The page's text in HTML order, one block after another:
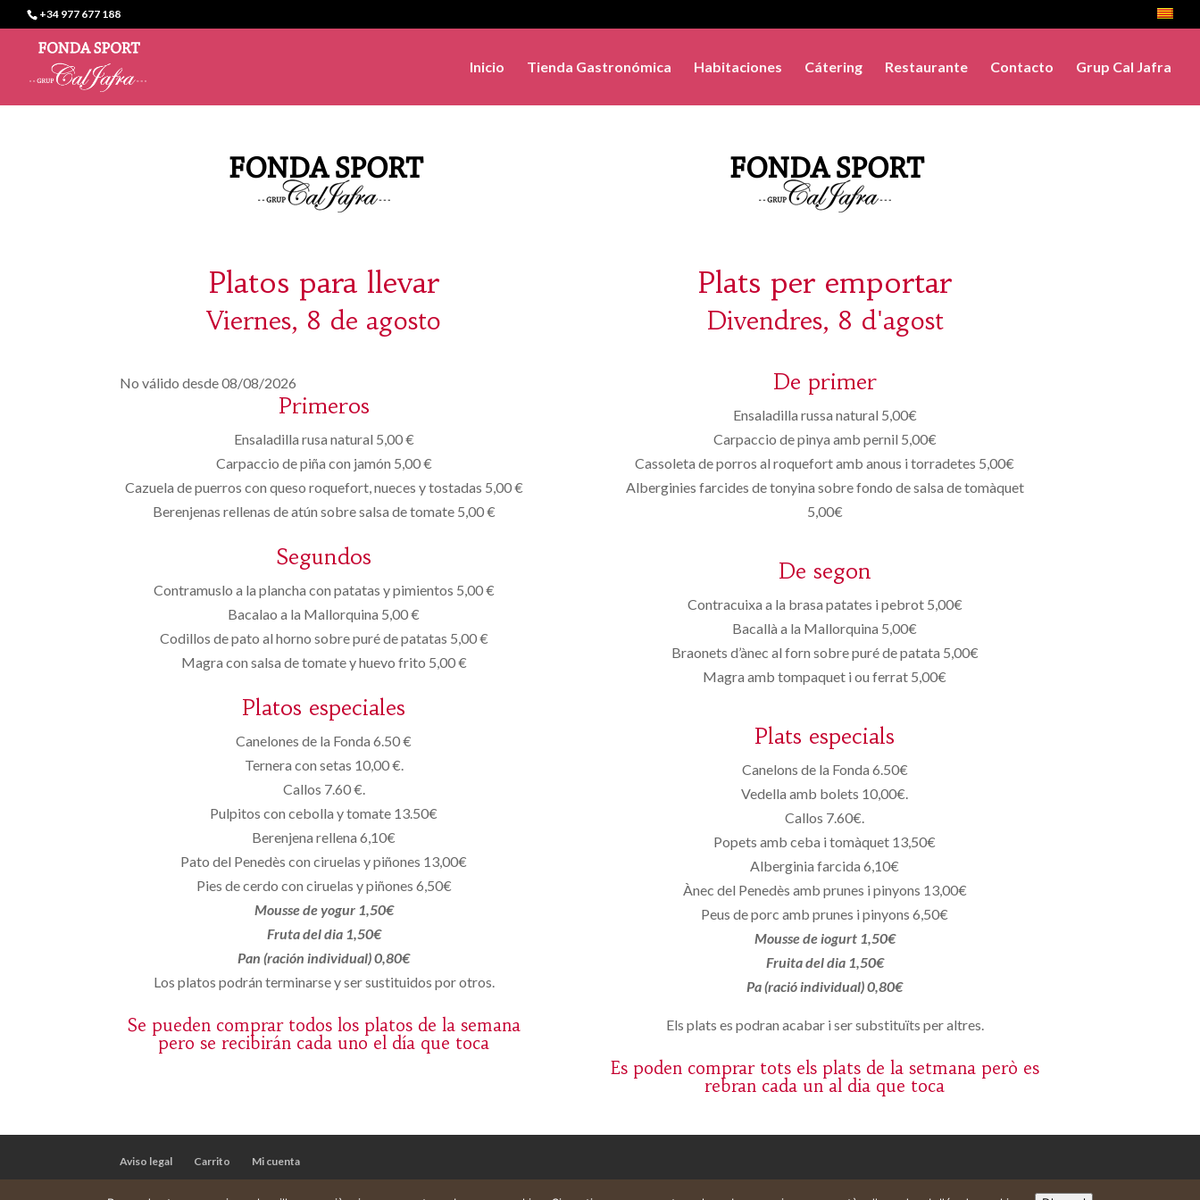
+34 977 677 188
Inicio Tienda Gastronómica Habitaciones Cátering Restaurante Contacto Grup Cal Jafra
Platos para llevar
Viernes, 8 de agosto
No válido desde 08/08/2026
Primeros
Ensaladilla rusa natural 5,00 €
Carpaccio de piña con jamón 5,00 €
Cazuela de puerros con queso roquefort, nueces y tostadas 5,00 €
Berenjenas rellenas de atún sobre salsa de tomate 5,00 €
Segundos
Contramuslo a la plancha con patatas y pimientos 5,00 €
Bacalao a la Mallorquina 5,00 €
Codillos de pato al horno sobre puré de patatas 5,00 €
Magra con salsa de tomate y huevo frito 5,00 €
Platos especiales
Canelones de la Fonda 6.50 €
Ternera con setas 10,00 €.
Callos 7.60 €.
Pulpitos con cebolla y tomate 13.50€
Berenjena rellena 6,10€
Pato del Penedès con ciruelas y piñones 13,00€
Pies de cerdo con ciruelas y piñones 6,50€
Mousse de yogur 1,50€
Fruta del dia 1,50€
Pan (ración individual) 0,80€
Los platos podrán terminarse y ser sustituidos por otros.
Se pueden comprar todos los platos de la semana
pero se recibirán cada uno el día que toca
Plats per emportar
Divendres, 8 d'agost
De primer
Ensaladilla russa natural 5,00€
Carpaccio de pinya amb pernil 5,00€
Cassoleta de porros al roquefort amb anous i torradetes 5,00€
Alberginies farcides de tonyina sobre fondo de salsa de tomàquet
5,00€
De segon
Contracuixa a la brasa patates i pebrot 5,00€
Bacallà a la Mallorquina 5,00€
Braonets d’ànec al forn sobre puré de patata 5,00€
Magra amb tompaquet i ou ferrat 5,00€
Plats especials
Canelons de la Fonda 6.50€
Vedella amb bolets 10,00€.
Callos 7.60€.
Popets amb ceba i tomàquet 13,50€
Alberginia farcida 6,10€
Ànec del Penedès amb prunes i pinyons 13,00€
Peus de porc amb prunes i pinyons 6,50€
Mousse de iogurt 1,50€
Fruita del dia 1,50€
Pa (ració individual) 0,80€
Els plats es podran acabar i ser substituïts per altres.
Es poden comprar tots els plats de la setmana però es
rebran cada un al dia que toca
Aviso legal Carrito Mi cuenta